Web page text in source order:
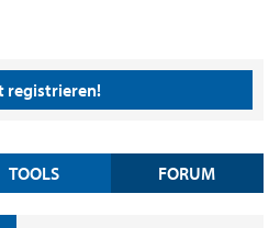
registrieren!
TOOLS FORUM